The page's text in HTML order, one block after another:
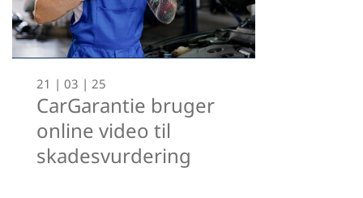
21 | 03 | 25
CarGarantie bruger
online video til
skadesvurdering